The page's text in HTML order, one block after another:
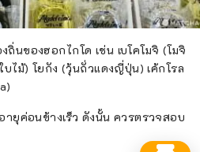
นของฮอกไกโด เช่น เบโคโมจิ (โมจิ
บไม้) โยกัง (วุ้นถั่วแดงญี่ปุ่น) เค้กโรล
ยุค่อนข้างเร็ว ดังนั้น ควรตรวจสอบ